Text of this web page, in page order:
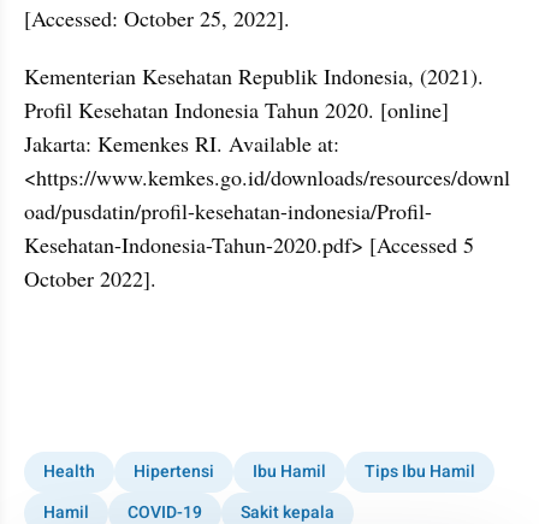
[Accessed: October 25, 2022].
Kementerian Kesehatan Republik Indonesia, (2021).
Profil Kesehatan Indonesia Tahun 2020. [online]
Jakarta: Kemenkes RI. Available at:
<https://www.kemkes.go.id/downloads/resources/downl
oad/pusdatin/profil-kesehatan-indonesia/Profil-
Kesehatan-Indonesia-Tahun-2020.pdf> [Accessed 5
October 2022].
Health Hipertensi Ibu Hamil
Tips Ibu Hamil
Hamil
COVID-19 Sakit kepala